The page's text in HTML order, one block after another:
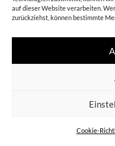
auf dieser Website verarbeiten.
zurückziehst, können bestimmte
Cookie-